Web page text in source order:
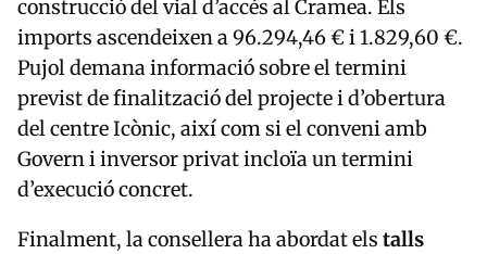
construcció del vial d’accés al Cramea. Els
imports ascendeixen a 96.294,46 € i 1.829,60 €.
Pujol demana informació sobre el termini
previst de finalització del projecte i d’obertura
del centre Icònic, així com si el conveni amb
Govern i inversor privat incloïa un termini
d’execució concret.
Finalment, la consellera ha abordat els talls